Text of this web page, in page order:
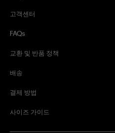
고객센터
FAQs
교환 및 반품 정책
배송
결제 방법
사이즈 가이드